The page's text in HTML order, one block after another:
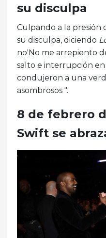
su disculpa
Culpando a la presión
su disculpa, diciendo
no'No me arrepiento
salto e interrupción en
condujeron a una
asombrosos ".
8 de febrero
Swift se